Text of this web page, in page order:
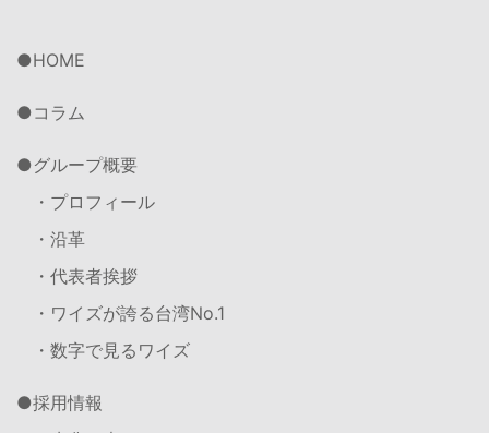
HOME
コラム
グループ概要
・プロフィール
・沿革
・代表者挨拶
・ワイズが誇る台湾No.1
・数字で見るワイズ
採用情報